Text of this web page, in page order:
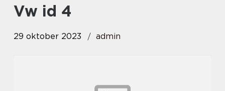
vw id 4
29 oktober 2023 admin